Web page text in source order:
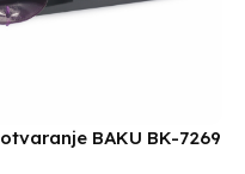
BAKU BK-7269